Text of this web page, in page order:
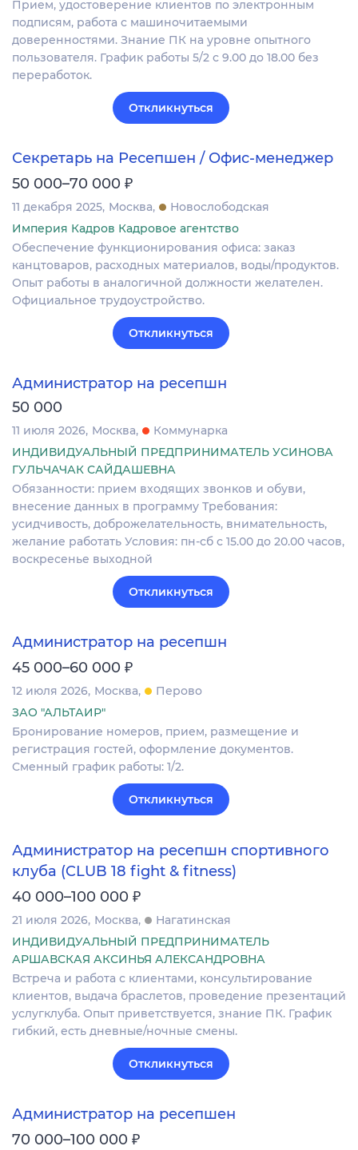
Прием, удостоверение клиентов по электронным
подписям, работа с машиночитаемыми
доверенностями. Знание ПК на уровне опытного
пользователя. График работы 5/2 с 9.00 до 18.00 без
переработок.
Откликнуться
Секретарь на Ресепшен / Офис-менеджер
50 000–70 000 ₽
11 декабря 2025 Москва
Новослободская
Империя Кадров Кадровое агентство
Обеспечение функционирования офиса: заказ
канцтоваров, расходных материалов, воды/продуктов.
Опыт работы в аналогичной должности желателен.
Официальное трудоустройство.
Откликнуться
Администратор на ресепшн
50 000
11 июля 2026 Москва
Коммунарка
ИНДИВИДУАЛЬНЫЙ ПРЕДПРИНИМАТЕЛЬ УСИНОВА
ГУЛЬЧАЧАК САЙДАШЕВНА
Обязанности: прием входящих звонков и обуви,
внесение данных в программу Требования:
усидчивость, доброжелательность, внимательность,
желание работать Условия: пн-сб с 15.00 до 20.00 часов,
воскресенье выходной
Откликнуться
Администратор на ресепшн
45 000–60 000 ₽
12 июля 2026 Москва
Перово
ЗАО "АЛЬТАИР"
Бронирование номеров, прием, размещение и
регистрация гостей, оформление документов.
Сменный график работы: 1/2.
Откликнуться
Администратор на ресепшн спортивного
клуба (CLUB 18 fight & fitness)
40 000–100 000 ₽
21 июля 2026 Москва
Нагатинская
ИНДИВИДУАЛЬНЫЙ ПРЕДПРИНИМАТЕЛЬ
АРШАВСКАЯ АКСИНЬЯ АЛЕКСАНДРОВНА
Встреча и работа с клиентами, консультирование
клиентов, выдача браслетов, проведение презентаций
услугклуба. Опыт приветствуется, знание ПК. График
гибкий, есть дневные/ночные смены.
Откликнуться
Администратор на ресепшен
70 000–100 000 ₽